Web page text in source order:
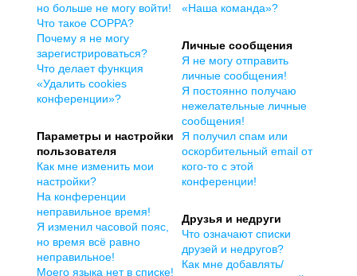
но больше не могу войти!
Что такое COPPA?
Почему я не могу
зарегистрироваться?
Что делает функция
«Удалить cookies
конференции»?
Параметры и настройки
пользователя
Как мне изменить мои
настройки?
На конференции
неправильное время!
Я изменил часовой пояс,
но время всё равно
неправильное!
Моего языка нет в списке!
«Наша команда»?
Личные сообщения
Я не могу отправить
личные сообщения!
Я постоянно получаю
нежелательные личные
сообщения!
Я получил спам или
оскорбительный email от
кого-то с этой
конференции!
Друзья и недруги
Что означают списки
друзей и недругов?
Как мне добавлять/